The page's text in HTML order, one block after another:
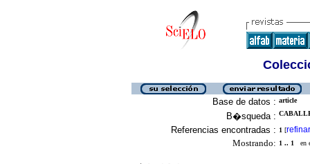
Base de datos : article
B�squeda :
Referencias encontradas : 1 [refinar
Mostrando: 1 .. 1 en